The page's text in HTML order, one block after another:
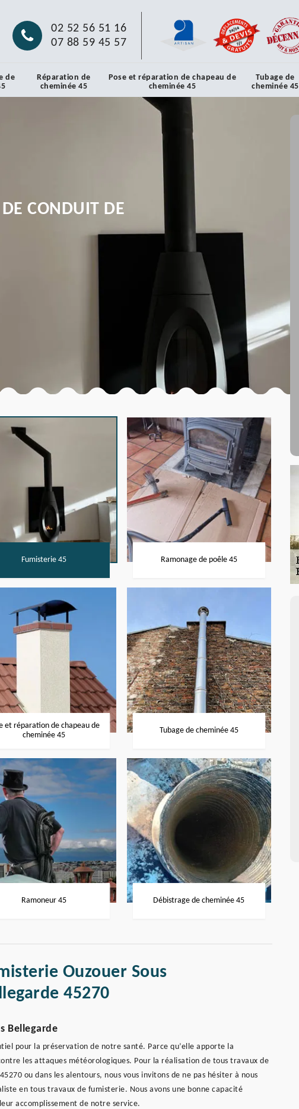
02 52 56 51 16
07 88 59 45 57
de
Réparation de
cheminée 45
Pose et réparation de chapeau de
cheminée 45
Tubage de
cheminée 45
CONDUIT DE
Fumisterie 45 Ramonage de poêle 45
et réparation de chapeau de
cheminée 45
Tubage de cheminée 45
Ramoneur 45 Débistrage de cheminée 45
Ouzouer Sous
45270
Bellegarde
pour la préservation de notre santé. Parce qu’elle apporte la
les attaques météorologiques. Pour la réalisation de tous travaux de
ou dans les alentours, nous vous invitons de ne pas hésiter à nous
en tous travaux de fumisterie. Nous avons une bonne capacité
accomplissement de notre service.